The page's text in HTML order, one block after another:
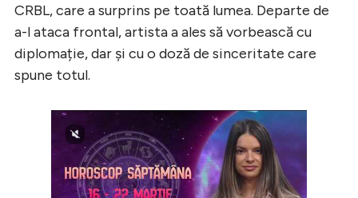
CRBL, care a surprins pe toată lumea. Departe de
a-l ataca frontal, artista a ales să vorbească cu
diplomație, dar și cu o doză de sinceritate care
spune totul.